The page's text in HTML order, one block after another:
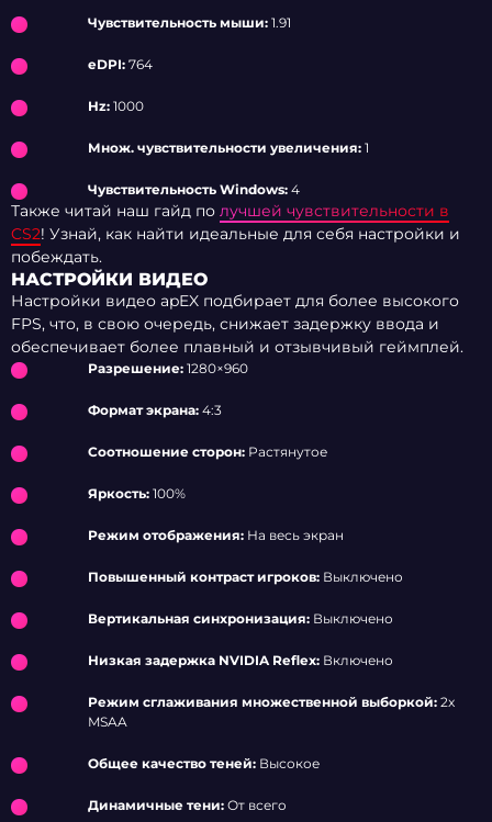
Чувствительность мыши: 1.91
eDPI: 764
Hz: 1000
Множ. чувствительности увеличения: 1
Чувствительность Windows: 4
Также читай наш гайд по лучшей чувствительности в
CS2! Узнай, как найти идеальные для себя настройки и
побеждать.
НАСТРОЙКИ ВИДЕО
Настройки видео apEX подбирает для более высокого
FPS, что, в свою очередь, снижает задержку ввода и
обеспечивает более плавный и отзывчивый геймплей.
Разрешение: 1280×960
Формат экрана: 4:3
Соотношение сторон: Растянутое
Яркость: 100%
Режим отображения: На весь экран
Повышенный контраст игроков: Выключено
Вертикальная синхронизация: Выключено
Низкая задержка NVIDIA Reflex: Включено
Режим сглаживания множественной выборкой: 2x
MSAA
Общее качество теней: Высокое
Динамичные тени: От всего